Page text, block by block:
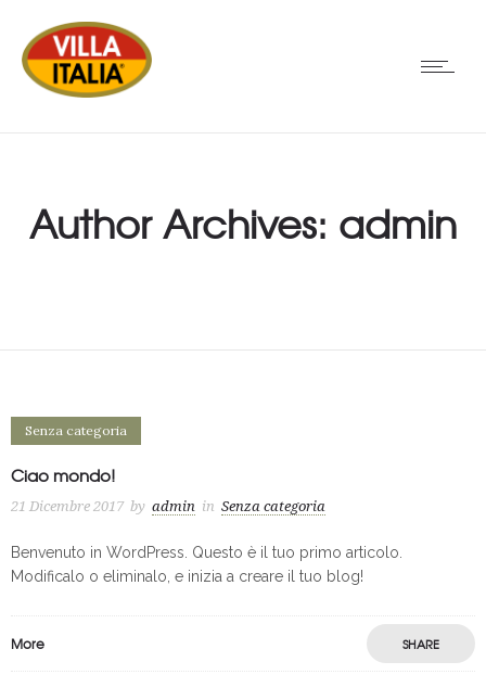
Author Archives: admin
Senza categoria
Ciao mondo!
21 Dicembre 2017 by admin in Senza categoria
Benvenuto in WordPress. Questo è il tuo primo articolo.
Modificalo o eliminalo, e inizia a creare il tuo blog!
More SHARE